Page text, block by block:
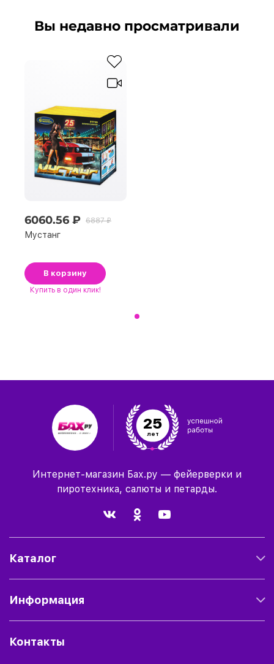
Вы недавно просматривали
6060.56 ₽ 6887 ₽
Мустанг
В корзину
Купить в один клик!
25
лет
Интернет-магазин Бах.ру — фейерверки и
пиротехника, салюты и петарды.
Каталог
Информация
Контакты